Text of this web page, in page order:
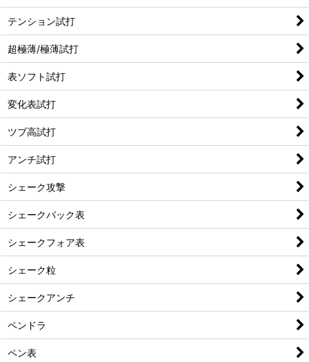
テンション試打
超極薄/極薄試打
表ソフト試打
変化表試打
ツブ高試打
アンチ試打
シェーク攻撃
シェークバック表
シェークフォア表
シェーク粒
シェークアンチ
ペンドラ
ペン表